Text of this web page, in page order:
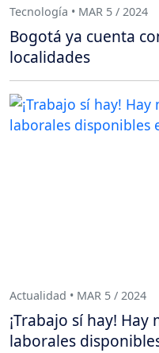
Tecnología • MAR 5 / 2024
Bogotá ya cuenta
localidades
Actualidad • MAR 5 / 2024
¡Trabajo sí hay!
laborales